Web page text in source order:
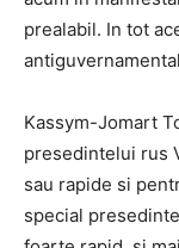
prealabil. In tot
Kassym-Jomart
presedintelui rus
sau rapide si
special